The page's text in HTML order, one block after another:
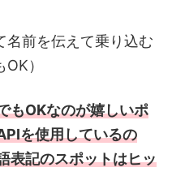
名前を伝えて乗り込む
）
もOKなのが嬉しいポ
を使用しているの
表記のスポットはヒッ